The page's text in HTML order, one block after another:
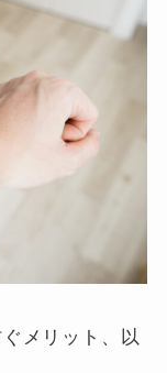
メリット、以